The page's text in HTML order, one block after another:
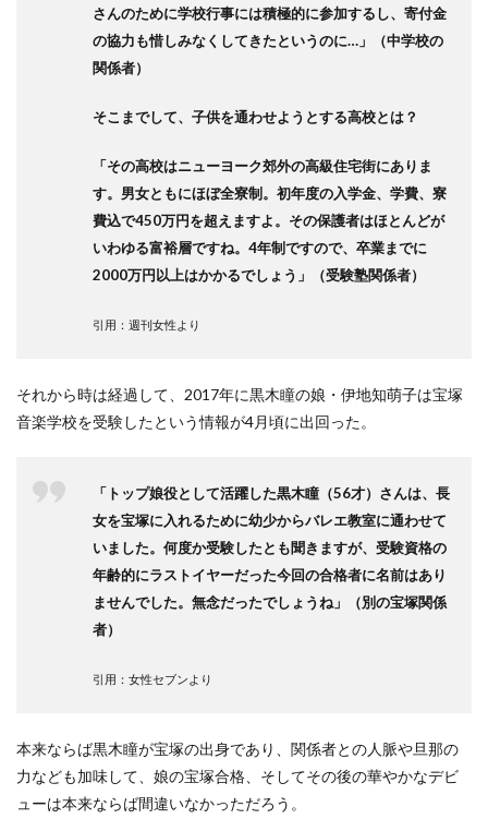
さんのために学校行事には積極的に参加するし、寄付金
の協力も惜しみなくしてきたというのに…」（中学校の
関係者）
そこまでして、子供を通わせようとする高校とは？
「その高校はニューヨーク郊外の高級住宅街にありま
す。男女ともにほぼ全寮制。初年度の入学金、学費、寮
費込で450万円を超えますよ。その保護者はほとんどが
いわゆる富裕層ですね。4年制ですので、卒業までに
2000万円以上はかかるでしょう」（受験塾関係者）
引用：週刊女性より
それから時は経過して、2017年に黒木瞳の娘・伊地知萌子は宝塚
音楽学校を受験したという情報が4月頃に出回った。
「トップ娘役として活躍した黒木瞳（56才）さんは、長
女を宝塚に入れるために幼少からバレエ教室に通わせて
いました。何度か受験したとも聞きますが、受験資格の
年齢的にラストイヤーだった今回の合格者に名前はあり
ませんでした。無念だったでしょうね」（別の宝塚関係
者）
引用：女性セブンより
本来ならば黒木瞳が宝塚の出身であり、関係者との人脈や旦那の
力なども加味して、娘の宝塚合格、そしてその後の華やかなデビ
ューは本来ならば間違いなかっただろう。